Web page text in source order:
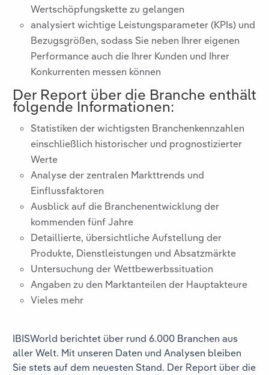
Wertschöpfungskette zu gelangen
analysiert wichtige Leistungsparameter (KPIs) und
Bezugsgrößen, sodass Sie neben Ihrer eigenen
Performance auch die Ihrer Kunden und Ihrer
Konkurrenten messen können
Der Report über die Branche enthält
folgende Informationen:
Statistiken der wichtigsten Branchenkennzahlen
einschließlich historischer und prognostizierter
Werte
Analyse der zentralen Markttrends und
Einflussfaktoren
Ausblick auf die Branchenentwicklung der
kommenden fünf Jahre
Detaillierte, übersichtliche Aufstellung der
Produkte, Dienstleistungen und Absatzmärkte
Untersuchung der Wettbewerbssituation
Angaben zu den Marktanteilen der Hauptakteure
Vieles mehr
IBISWorld berichtet über rund 6.000 Branchen aus
aller Welt. Mit unseren Daten und Analysen bleiben
Sie stets auf dem neuesten Stand. Der Report über die